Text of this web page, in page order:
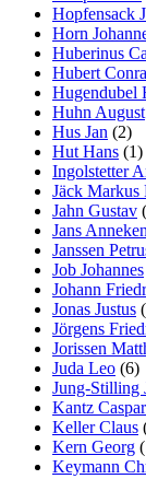
Hopfensack
Horn
Huberinus
Hubert
Hugendubel
Huhn August
Hus Jan (2)
Hut Hans (1)
Ingolstetter
Jäck Markus
Jahn Gustav
Jans Anneken
Janssen
Job Johannes
Johann
Jonas Justus
Jörgens
Jorissen
Juda Leo (6)
Jung-Stilling
Kantz Caspar
Keller Claus
Kern Georg
Keymann